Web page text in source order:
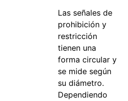
Las señales de
prohibición y
restricción
tienen una
forma circular y
se mide según
su diámetro.
Dependiendo